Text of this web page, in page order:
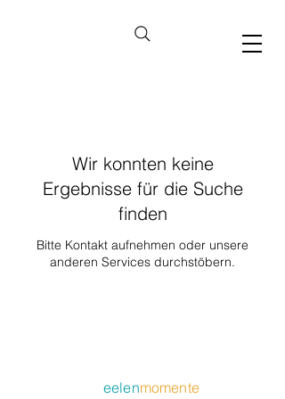
Wir konnten keine
Ergebnisse für die Suche
finden
Bitte Kontakt aufnehmen oder unsere
anderen Services durchstöbern.
eelenmomente